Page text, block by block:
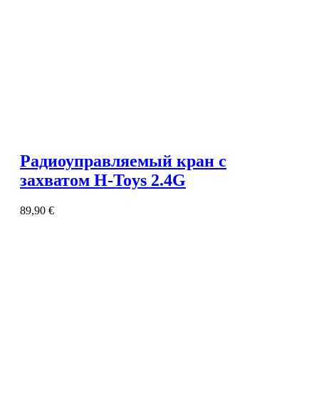
Радиоуправляемый кран с
захватом H-Toys 2.4G
89,90 €